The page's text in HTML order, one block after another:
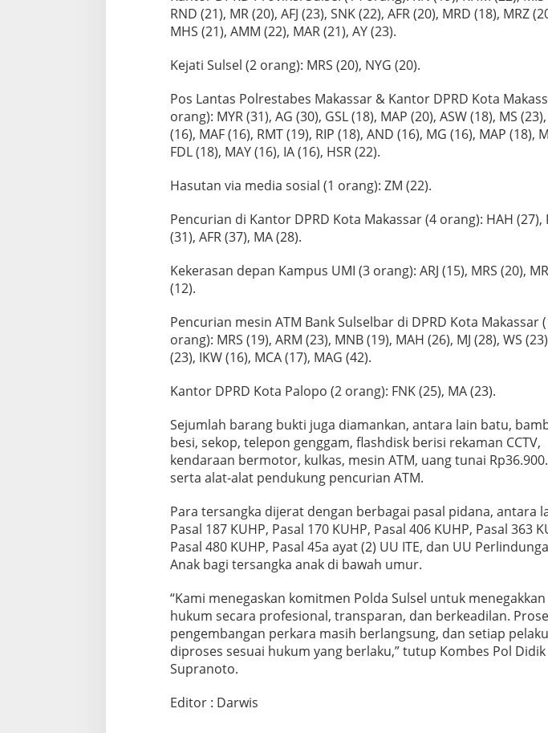
e
r
e
r
t
H
u
k
u
RND (21), MR (20), AFJ (23), SNK (22), AFR (20), MRD (18), MRZ
MHS (21), AMM (22), MAR (21), AY (23).
Kejati Sulsel (2 orang): MRS (20), NYG (20).
Pos Lantas Polrestabes Makassar & Kantor DPRD Kota
orang): MYR (31), AG (30), GSL (18), MAP (20), ASW (18), MS (23),
(16), MAF (16), RMT (19), RIP (18), AND (16), MG (16), MAP (18),
FDL (18), MAY (16), IA (16), HSR (22).
Hasutan via media sosial (1 orang): ZM (22).
Pencurian di Kantor DPRD Kota Makassar (4 orang): HAH (27),
(31), AFR (37), MA (28).
Kekerasan depan Kampus UMI (3 orang): ARJ (15), MRS (20),
(12).
Pencurian mesin ATM Bank Sulselbar di DPRD Kota Makassar
orang): MRS (19), ARM (23), MNB (19), MAH (26), MJ (28), WS
(23), IKW (16), MCA (17), MAG (42).
Kantor DPRD Kota Palopo (2 orang): FNK (25), MA (23).
Sejumlah barang bukti juga diamankan, antara lain batu,
besi, sekop, telepon genggam, flashdisk berisi rekaman CCTV,
kendaraan bermotor, kulkas, mesin ATM, uang tunai
serta alat-alat pendukung pencurian ATM.
Para tersangka dijerat dengan berbagai pasal pidana, antara
Pasal 187 KUHP, Pasal 170 KUHP, Pasal 406 KUHP, Pasal 363
Pasal 480 KUHP, Pasal 45a ayat (2) UU ITE, dan UU
Anak bagi tersangka anak di bawah umur.
“Kami menegaskan komitmen Polda Sulsel untuk menegakkan
hukum secara profesional, transparan, dan berkeadilan.
pengembangan perkara masih berlangsung, dan setiap
diproses sesuai hukum yang berlaku,” tutup Kombes Pol Didik
Supranoto.
Editor : Darwis